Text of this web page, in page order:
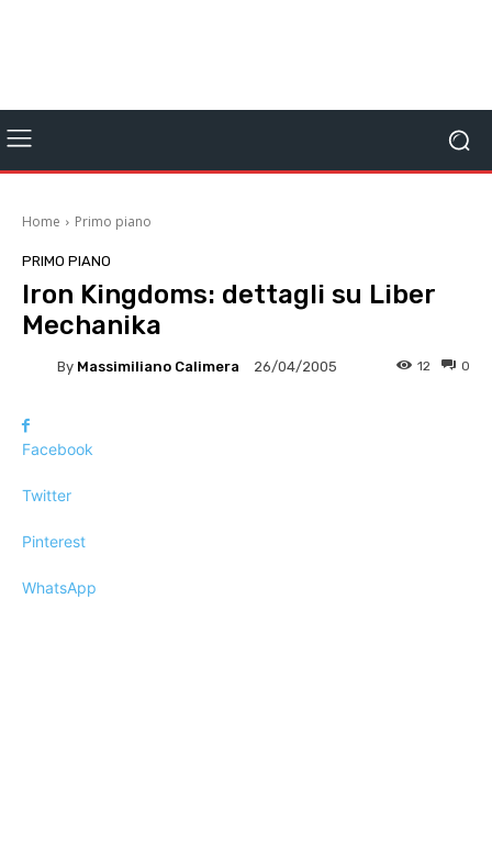
Home Primo piano
PRIMO PIANO
Iron Kingdoms: dettagli su Liber
Mechanika
By Massimiliano Calimera 26/04/2005 0
12
Facebook
Twitter
Pinterest
WhatsApp